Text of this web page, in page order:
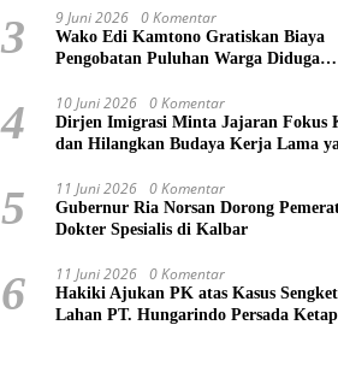
3 9 Juni 2026 0 Komentar
Wako Edi Kamtono Gratiskan Biaya
Pengobatan Puluhan Warga Diduga
4 10 Juni 2026 0 Komentar
Dirjen Imigrasi Minta Jajaran Fokus
dan Hilangkan Budaya Kerja Lama
5 11 Juni 2026 0 Komentar
Gubernur Ria Norsan Dorong
Dokter Spesialis di Kalbar
6 11 Juni 2026 0 Komentar
Hakiki Ajukan PK atas Kasus
Lahan PT. Hungarindo Persada